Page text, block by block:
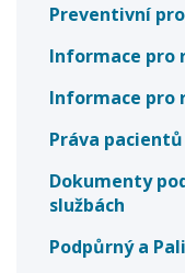
Preventivní
Informace pro
Informace pro
Práva pacientů
Dokumenty
službách
Podpůrný a